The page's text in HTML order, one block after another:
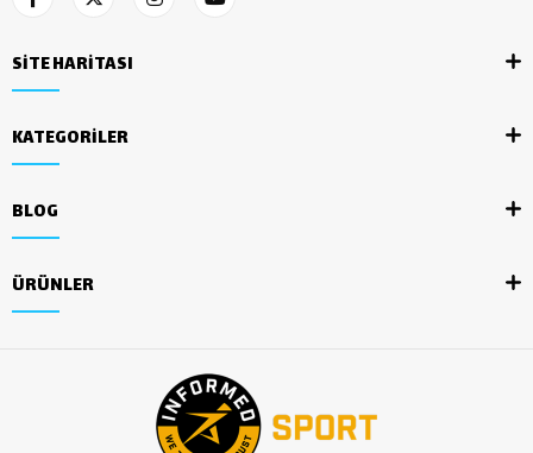
SİTE HARİTASI
KATEGORİLER
BLOG
ÜRÜNLER